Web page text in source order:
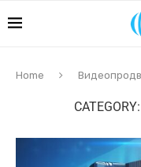
Home
CATEGORY: